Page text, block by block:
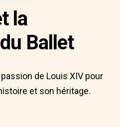
la
Ballet
de Louis XIV pour
et son héritage.